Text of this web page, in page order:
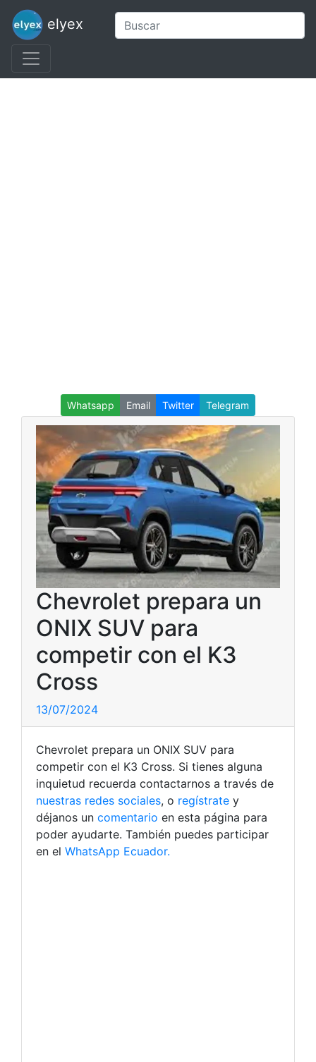
elyex
Whatsapp Email Twitter Telegram
Chevrolet prepara un
ONIX SUV para
competir con el K3
Cross
13/07/2024
Chevrolet prepara un ONIX SUV para
competir con el K3 Cross. Si tienes alguna
inquietud recuerda contactarnos a través de
nuestras redes sociales, o regístrate y
déjanos un comentario en esta página para
poder ayudarte. También puedes participar
en el WhatsApp Ecuador.